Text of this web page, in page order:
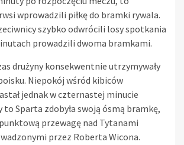
wprowadzili piłkę do bramki rywala.
szybko odwrócili losy spotkania
prowadzili dwoma bramkami.
drużyny konsekwentnie utrzymywały
Niepokój wśród kibiców
jednak w czternastej minucie
Sparta zdobyła swoją ósmą bramkę,
przewagę nad Tytanami
przez Roberta Wicona.